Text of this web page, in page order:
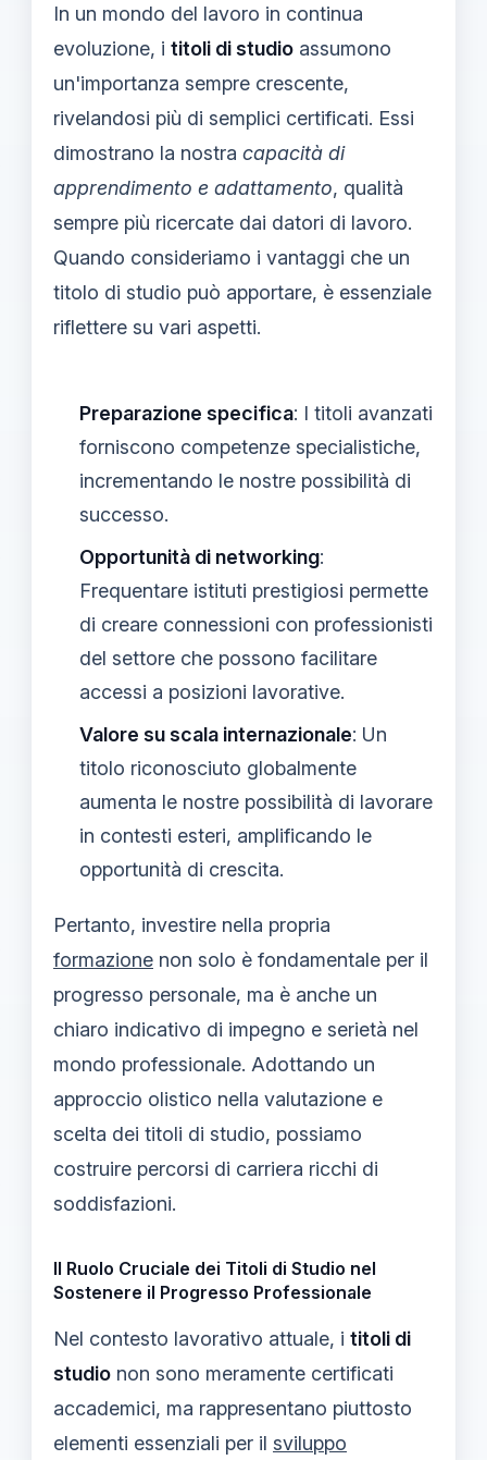
In un mondo del lavoro in continua
evoluzione, i titoli di studio assumono
un'importanza sempre crescente,
rivelandosi più di semplici certificati. Essi
dimostrano la nostra capacità di
apprendimento e adattamento, qualità
sempre più ricercate dai datori di lavoro.
Quando consideriamo i vantaggi che un
titolo di studio può apportare, è essenziale
riflettere su vari aspetti.
Preparazione specifica: I titoli avanzati
forniscono competenze specialistiche,
incrementando le nostre possibilità di
successo.
Opportunità di networking:
Frequentare istituti prestigiosi permette
di creare connessioni con professionisti
del settore che possono facilitare
accessi a posizioni lavorative.
Valore su scala internazionale: Un
titolo riconosciuto globalmente
aumenta le nostre possibilità di lavorare
in contesti esteri, amplificando le
opportunità di crescita.
Pertanto, investire nella propria
formazione non solo è fondamentale per il
progresso personale, ma è anche un
chiaro indicativo di impegno e serietà nel
mondo professionale. Adottando un
approccio olistico nella valutazione e
scelta dei titoli di studio, possiamo
costruire percorsi di carriera ricchi di
soddisfazioni.
Il Ruolo Cruciale dei Titoli di Studio nel
Sostenere il Progresso Professionale
Nel contesto lavorativo attuale, i titoli di
studio non sono meramente certificati
accademici, ma rappresentano piuttosto
elementi essenziali per il sviluppo